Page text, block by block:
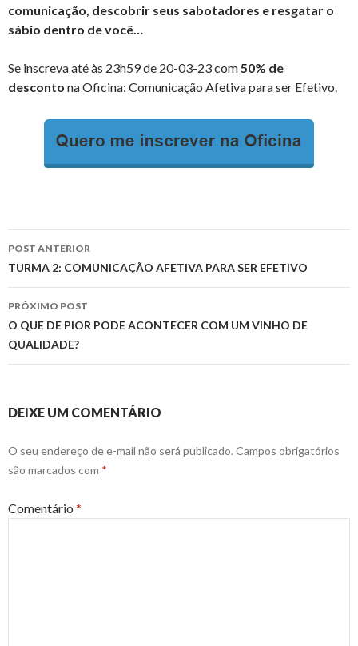
comunicação, descobrir seus sabotadores e resgatar o
sábio dentro de você…
Se inscreva até às 23h59 de 20-03-23 com50% de
desconto na Oficina: Comunicação Afetiva para ser Efetivo.
Navegação
de
posts
POST ANTERIOR
TURMA 2: COMUNICAÇÃO AFETIVA PARA SER EFETIVO
PRÓXIMO POST
O QUE DE PIOR PODE ACONTECER COM UM VINHO DE
QUALIDADE?
DEIXE UM COMENTÁRIO
O seu endereço de e-mail não será publicado. Campos obrigatórios
são marcados com *
Comentário *